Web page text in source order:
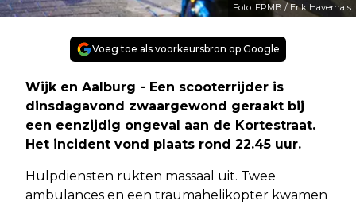
Foto: FPMB / Erik Haverhals
Voeg toe als voorkeursbron op Google
Wijk en Aalburg - Een scooterrijder is
dinsdagavond zwaargewond geraakt bij
een eenzijdig ongeval aan de Kortestraat.
Het incident vond plaats rond 22.45 uur.
Hulpdiensten rukten massaal uit. Twee
ambulances en een traumahelikopter kwamen